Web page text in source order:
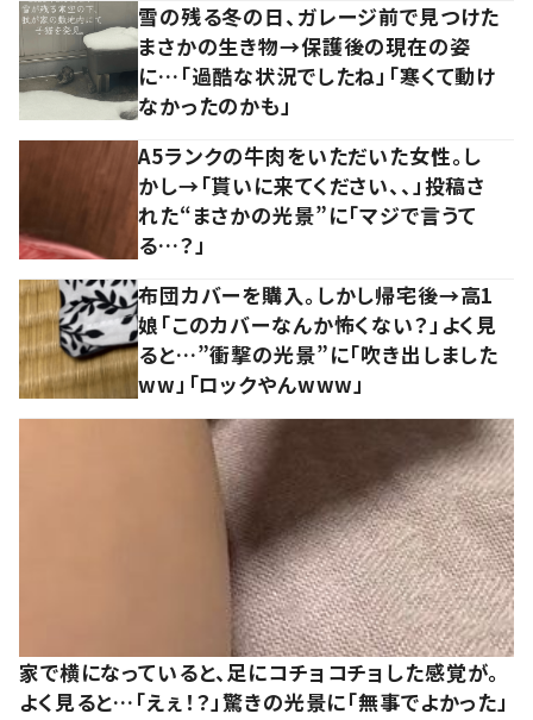
雪の残る冬の日、ガレージ前で見つけた
まさかの生き物→保護後の現在の姿
に…「過酷な状況でしたね」「寒くて動け
なかったのかも」
A5ランクの牛肉をいただいた女性。し
かし→「貰いに来てください、、」投稿さ
れた“まさかの光景”に「マジで言うて
る…？」
布団カバーを購入。しかし帰宅後→高1
娘「このカバーなんか怖くない？」よく見
ると…”衝撃の光景”に「吹き出しました
ww」「ロックやんwww」
家で横になっていると、足にコチョコチョした感覚が。
よく見ると…「えぇ！？」驚きの光景に「無事でよかった」